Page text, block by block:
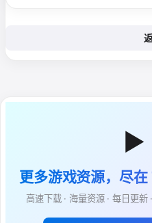
▶
更多游戏资源，尽
高速下载 · 海量资源 · 每日更新